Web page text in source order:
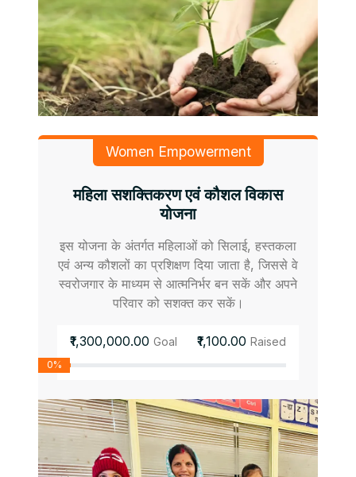
Women Empowerment
महिला सशक्तिकरण एवं कौशल विकास
योजना
इस योजना के अंतर्गत महिलाओं को सिलाई, हस्तकला
एवं अन्य कौशलों का प्रशिक्षण दिया जाता है, जिससे वे
स्वरोजगार के माध्यम से आत्मनिर्भर बन सकें और अपने
परिवार को सशक्त कर सकें।
₹1,300,000.00 Goal ₹1,100.00 Raised
0%